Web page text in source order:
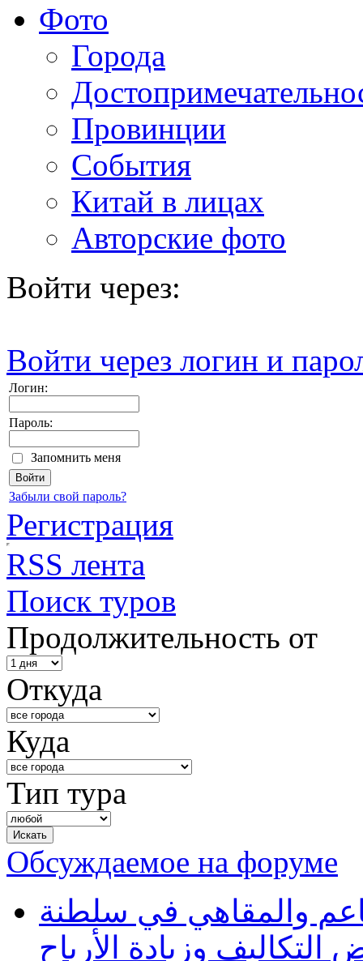
Фото
Города
Провинции
События
Китай в лицах
Авторские фото
Войти через:
Войти через логин и
Логин:
Пароль:
Запомнить меня
Забыли свой пароль?
Регистрация
RSS лента
Поиск туров
Продолжительность от
Откуда
Куда
Тип тура
Обсуждаемое на форуме
والمقاهي في سلطنة
وزيادة الأرباح